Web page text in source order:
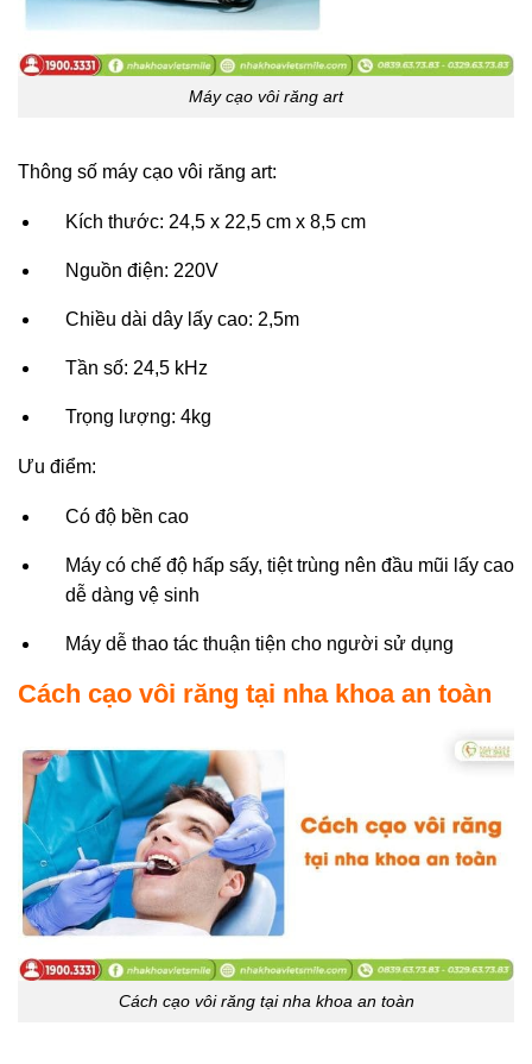
Máy cạo vôi răng art
Thông số máy cạo vôi răng art:
Kích thước: 24,5 x 22,5 cm x 8,5 cm
Nguồn điện: 220V
Chiều dài dây lấy cao: 2,5m
Tần số: 24,5 kHz
Trọng lượng: 4kg
Ưu điểm:
Có độ bền cao
Máy có chế độ hấp sấy, tiệt trùng nên đầu mũi lấy cao
dễ dàng vệ sinh
Máy dễ thao tác thuận tiện cho người sử dụng
Cách cạo vôi răng tại nha khoa an toàn
Cách cạo vôi răng tại nha khoa an toàn